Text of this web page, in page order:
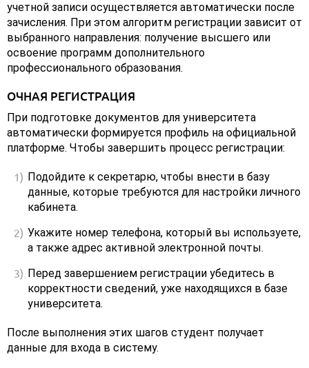
учетной записи осуществляется автоматически после
зачисления. При этом алгоритм регистрации зависит от
выбранного направления: получение высшего или
освоение программ дополнительного
профессионального образования.
ОЧНАЯ РЕГИСТРАЦИЯ
При подготовке документов для университета
автоматически формируется профиль на официальной
платформе. Чтобы завершить процесс регистрации:
Подойдите к секретарю, чтобы внести в базу
данные, которые требуются для настройки личного
кабинета.
Укажите номер телефона, который вы используете,
а также адрес активной электронной почты.
Перед завершением регистрации убедитесь в
корректности сведений, уже находящихся в базе
университета.
После выполнения этих шагов студент получает
данные для входа в систему.